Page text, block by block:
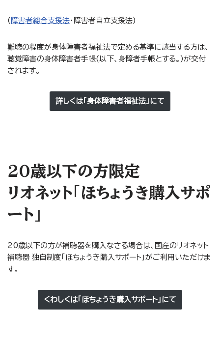
( 障害者総合支援法・障害者自立支援法)
難聴の程度が身体障害者福祉法で定める基準に該当する方は、
聴覚障害の身体障害者手帳(以下、身障者手帳とする。)が交付
されます。
詳しくは「身体障害者福祉法」にて
20歳以下の方限定
リオネット「ほちょうき購入サポ
ート」
20歳以下の方が補聴器を購入なさる場合は、国産のリオネット
補聴器 独自制度「ほちょうき購入サポート」がご利用いただけま
す。
くわしくは「ほちょうき購入サポート」にて